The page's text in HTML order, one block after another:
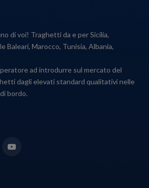
di voi! Traghetti da e per Sicilia,
Baleari, Marocco, Tunisia, Albania,
ad introdurre sul mercato del
dagli elevati standard qualitativi nelle
bordo.
YouTube